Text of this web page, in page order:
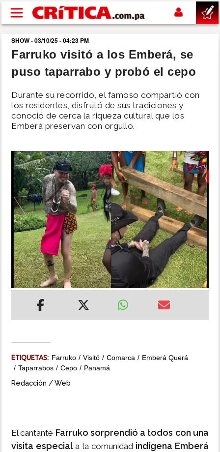
Pasar al contenido principal
buscar
SUCESOS
NACIONAL
POLÍTICA
SHOW
DEPORTES
MUNDO
INSÓLITAS
MULTIMEDIA
SHOW - 03/10/25 - 04:23 PM
Farruko visitó a los Emberá, se
puso taparrabo y probó el cepo
Durante su recorrido, el famoso compartió con
los residentes, disfrutó de sus tradiciones y
conoció de cerca la riqueza cultural que los
Emberá preservan con orgullo.
ETIQUETAS: Farruko Visitó Comarca
Emberá Querá
Taparrabos
Cepo Panamá
Redacción / Web
El cantante Farruko sorprendió a todos con una
visita especiala la comunidad indígena Emberá